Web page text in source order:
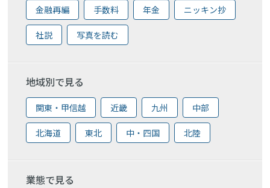
金融再編 手数料 年金 ニッキン抄
社説 写真を読む
地域別で見る
関東・甲信越 近畿 九州 中部
北海道 東北 中・四国 北陸
業態で見る